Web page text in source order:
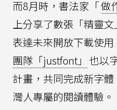
而8月時，書法家「做
上分享了數張「精靈
表達未來開放下載使用
團隊「justfont」 也以
計畫，共同完成新字
灣人專屬的閱讀體驗。